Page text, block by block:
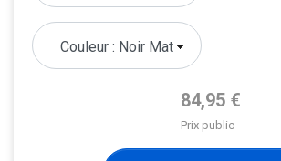
Prix de base
84,95 €
Prix public